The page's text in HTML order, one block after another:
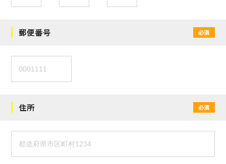
郵便番号 必須
住所 必須